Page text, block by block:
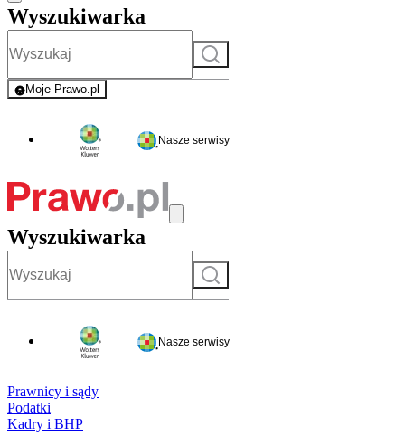
Wyszukiwarka
Szukaj
Moje Prawo.pl
- rejestracja i logowanie do serwisu
Nasze serwisy
Wyszukiwarka
Szukaj
Nasze serwisy
Prawnicy i sądy
Podatki
Kadry i BHP